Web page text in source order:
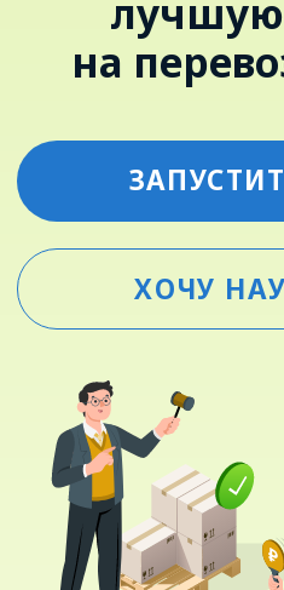
ЗАПУСТИТЬ ТОРГИ
Ваши возможности